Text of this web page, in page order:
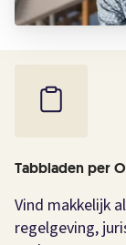
Tabbladen per
Vind makkelijk
regelgeving,